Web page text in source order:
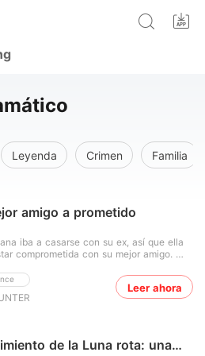
Leyenda Crimen Familia
amigo a prometido
iba a casarse con su ex, así que ella
comprometida con su mejor amigo.
superado a Dean Archer... hasta que su
Chloe anunció que se casaría con él. El
que Savannah nunca dejó de amar, que
Leer ahora
de la Luna rota: una